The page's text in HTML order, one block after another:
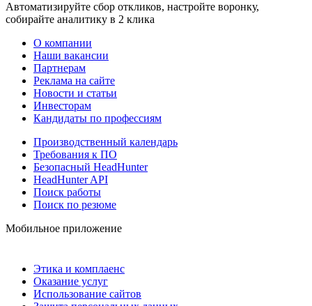
Автоматизируйте сбор откликов, настройте воронку,
собирайте аналитику в 2 клика
О компании
Наши вакансии
Партнерам
Реклама на сайте
Новости и статьи
Инвесторам
Кандидаты по профессиям
Производственный календарь
Требования к ПО
Безопасный HeadHunter
HeadHunter API
Поиск работы
Поиск по резюме
Мобильное приложение
Этика и комплаенс
Оказание услуг
Использование сайтов